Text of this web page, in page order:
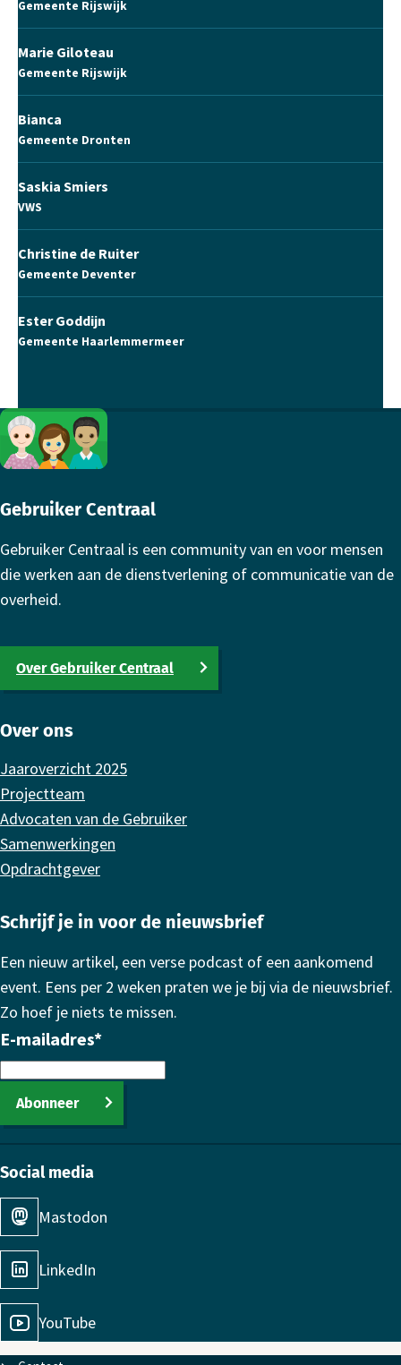
Gemeente Rijswijk
Marie Giloteau
Gemeente Rijswijk
Bianca
Gemeente Dronten
Saskia Smiers
VWS
Christine de Ruiter
Gemeente Deventer
Ester Goddijn
Gemeente Haarlemmermeer
Footer
Gebruiker Centraal
Gebruiker Centraal is een community van en voor mensen
die werken aan de dienstverlening of communicatie van de
overheid.
Over Gebruiker Centraal
Over ons
Jaaroverzicht 2025
Projectteam
Advocaten van de Gebruiker
Samenwerkingen
Opdrachtgever
Schrijf je in voor de nieuwsbrief
Een nieuw artikel, een verse podcast of een aankomend
event. Eens per 2 weken praten we je bij via de nieuwsbrief.
Zo hoef je niets te missen.
E-mailadres*
Abonneer
Social media
Mastodon
LinkedIn
YouTube